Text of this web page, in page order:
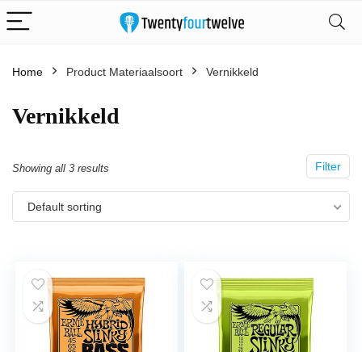
Home Product Materiaalsoort ‎Vernikkeld
‎Vernikkeld
Filter
Showing all 3 results
Default sorting